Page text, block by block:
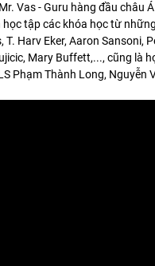
Vas - Guru hàng đầu châu
học tập các khóa học từ
T. Harv Eker, Aaron Sansoni,
Mary Buffett,..., cũng là
Phạm Thành Long, Nguyễn